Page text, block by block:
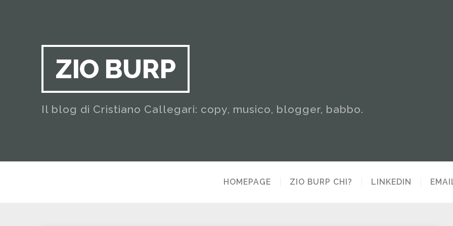
ZIO BURP
Il blog di Cristiano Callegari: copy, musico, blogger, babbo.
HOMEPAGE ZIO BURP CHI? LINKEDIN